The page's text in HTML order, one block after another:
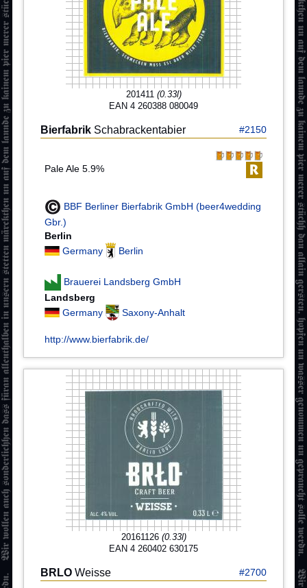
201411 (0.33l)
EAN 4 260388 080049
Bierfabrik Schabrackentabier #2150
Pale Ale 5.9%
BBF Berliner Bierfabrik GmbH (beer4wedding
Gbr.)
Berlin
Germany
Berlin
Brauerei Landsberg GmbH
Landsberg
Germany
Saxony-Anhalt
http://www.bierfabrik.de/
20161126 (0.33l)
EAN 4 260402 630175
BRLO Weisse #2700